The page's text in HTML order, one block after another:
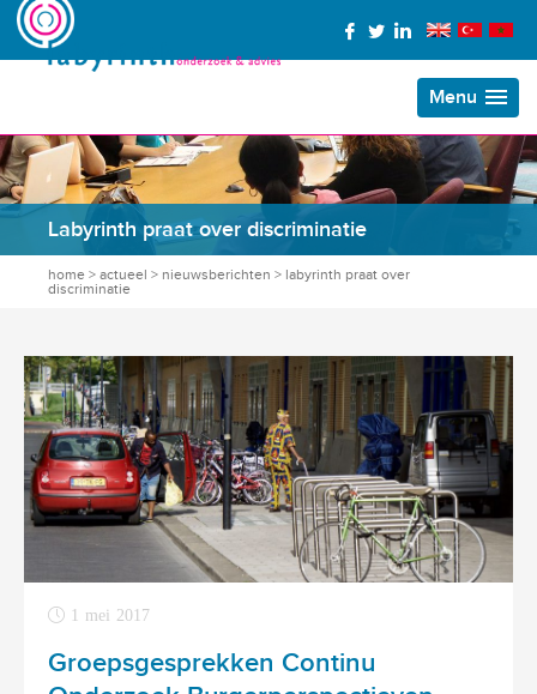
Menu
Labyrinth praat over discriminatie
home > actueel > nieuwsberichten > labyrinth praat over
discriminatie
1 mei 2017
Groepsgesprekken Continu